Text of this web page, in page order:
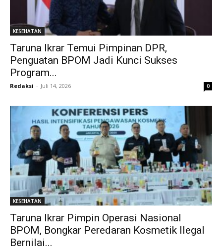
KESEHATAN
Taruna Ikrar Temui Pimpinan DPR,
Penguatan BPOM Jadi Kunci Sukses
Program...
Redaksi - Juli 14, 2026 0
KESEHATAN
Taruna Ikrar Pimpin Operasi Nasional
BPOM, Bongkar Peredaran Kosmetik Ilegal
Bernilai...